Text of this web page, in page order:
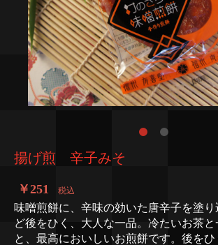
揚げ煎 辛子みそ
￥251 税込
味噌煎餅に、辛味の効いた唐辛子を塗
ど後をひく、大人な一品。冷たいお茶と
と、最高においしいお煎餅です。後を